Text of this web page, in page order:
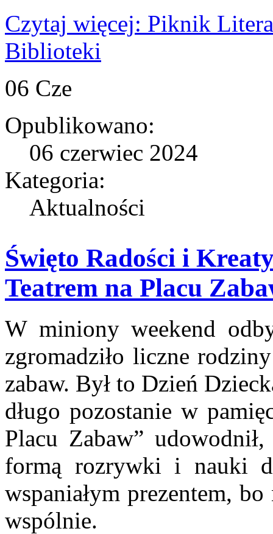
Czytaj więcej: Piknik
Biblioteki
06 Cze
Opublikowano:
06 czerwiec 2024
Kategoria:
Aktualności
Święto Radości i
Teatrem na Placu
W miniony weekend
zgromadziło liczne
zabaw. Był to Dzień
długo pozostanie w
Placu Zabaw”
formą rozrywki i nauki
wspaniałym prezentem,
wspólnie.